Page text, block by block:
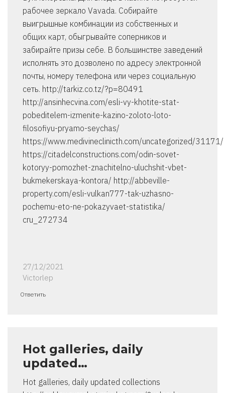
рабочее зеркало Vavada. Собирайте
выигрышные комбинации из собственных и
общих карт, обыгрывайте соперников и
забирайте призы себе. В большинстве заведений
исполнять это дозволено по адресу электронной
почты, номеру телефона или через социальную
сеть. http://tarkiz.co.tz/?p=80491
http://ansinhecvina.com/esli-vy-khotite-stat-
pobeditelem-izmenite-kazino-zoloto-loto-
filosofiyu-pryamo-seychas/
https://www.medivineclinicth.com/uncategorized/31171/
https://citadelconstructions.com/odin-sovet-
kotoryy-pomozhet-znachitelno-uluchshit-vbet-
bukmekerskaya-kontora/ http://abbeville-
property.com/esli-vulkan777-tak-uzhasno-
pochemu-eto-ne-pokazyvaet-statistika/
cru_272734
27/12/2021
Victorlep
Ответить
Hot galleries, daily
updated…
Hot galleries, daily updated collections